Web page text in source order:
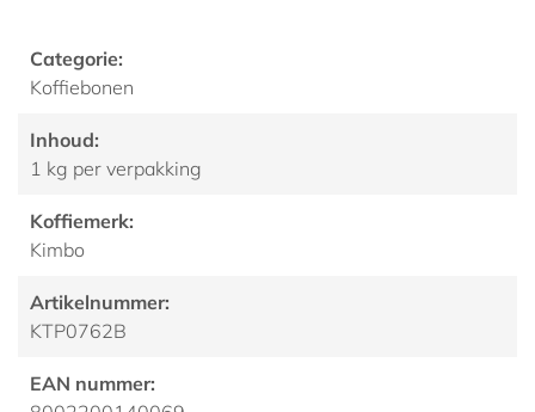
Categorie:
Koffiebonen
Inhoud:
1 kg per verpakking
Koffiemerk:
Kimbo
Artikelnummer:
KTP0762B
EAN nummer: